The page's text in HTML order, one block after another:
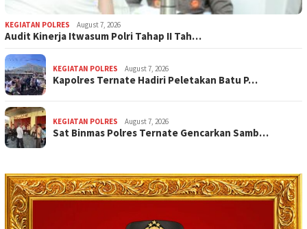
KEGIATAN POLRES August 7, 2026
Audit Kinerja Itwasum Polri Tahap II Tah…
KEGIATAN POLRES August 7, 2026
Kapolres Ternate Hadiri Peletakan Batu P…
KEGIATAN POLRES August 7, 2026
Sat Binmas Polres Ternate Gencarkan Samb…